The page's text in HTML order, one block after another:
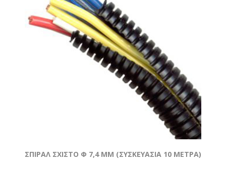
ΣΠΙΡΑΛ ΣΧΙΣΤΟ Φ 7,4 MM (ΣΥΣΚΕΥΑΣΙΑ 10 ΜΕΤΡΑ)